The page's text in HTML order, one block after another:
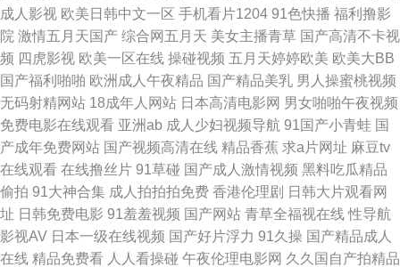
91天堂视频 你懂得在线观看 一区二区免费视频国产 国产在线精品— 婷婷成
人淫网 岛国电影网 日本高清色色 91黑丝美女艹逼 美女黄色网 亚洲综合成人
婷 超碰中文人妻 青娱乐吧91 91色色无码 免费看电视剧网站 一区中文产品产
品 国内激情 五月花导航 国产精品国产精品国 日漫网站 艾草精品视频一区二
区 欧美毛片A级 中文字幕永久在线看 久久青草影院 影音先锋成人电影 好男
人好资源在线 亚洲高清乱码 国产欧美日本综合 丝袜足交综合 大香蕉超碰99
成人影视 欧美日韩中文一区 手机看片1204 91色快播 福利撸影
院 激情五月天国产 综合网五月天 美女主播青草 国产高清不卡视
频 四虎影视 欧美一区在线 操碰视频 五月天婷婷欧美 欧美大BB
国产福利啪啪 欧洲成人午夜精品 国产精品美乳 男人操蜜桃视频
无码射精网站 18成年人网站 日本高清电影网 男女啪啪午夜视频
免费电影在线观看 亚洲ab 成人少妇视频导航 91国产小青蛙 国
产成年免费网站 国产视频高清在线 精品香蕉 求a片网址 麻豆tv
在线观看 在线撸丝片 91草碰 国产成人激情视频 黑料吃瓜精品
偷拍 91大神合集 成人拍拍拍免费 香港伦理剧 日韩大片观看网
址 日韩免费电影 91羞羞视频 国产网站 青草全福视在线 性导航
影视AV 日本一级在线视频 国产好片浮力 91久操 国产精品成人
在线 精品免费看 人人看操碰 午夜伦理电影网 久久国自产拍精品